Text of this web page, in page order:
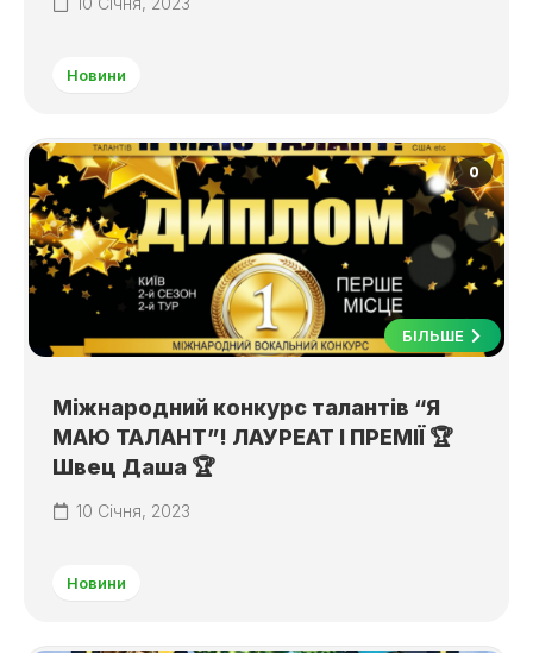
Новини
0
БІЛЬШЕ
Міжнародний конкурс талантів “Я
МАЮ ТАЛАНТ”! ЛАУРЕАТ І ПРЕМІЇ 🏆
Швец Даша 🏆
10 Січня, 2023
Новини